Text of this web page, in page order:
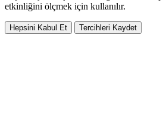
etkinliğini ölçmek için kullanılır.
Hepsini Kabul Et Tercihleri Kaydet